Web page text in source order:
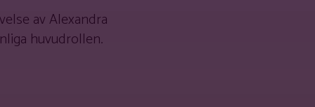
av Alexandra
huvudrollen.